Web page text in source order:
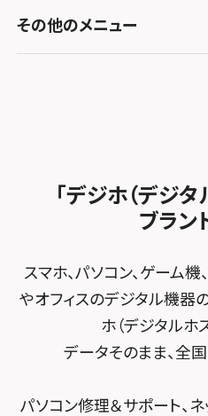
スマホスピタル テルル草
スマホスピタル テルル
スマホスピタル テルル
スマホスピタル テルル
スマホスピタル千葉
スマホスピタル 大森
スマホスピタル 西枇杷島
スマホスピタル 尾張旭
スマホスピタル平和が丘
スマホスピタル春日井
スマホスピタルイオンタ
スマホスピタル住道オ
スマホスピタル東大阪
スマホスピタル堺
スマホスピタル 堺出張
スマホスピタル京都河
スマホスピタル熊本下通
スマホスピタル GODO
iPhone修理メニュー
MacBook修理メニュー
その他のメニュー
FCNTスマートフォン修理
「デジホ（デジタ
ブラン
スマホ、パソコン、ゲーム機
やオフィスのデジタル機器
ホ（デジタルホ
データそのまま、全
パソコン修理＆サポート、